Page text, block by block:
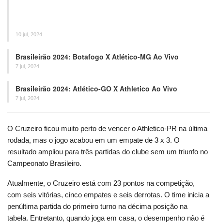
10 jul, 2024
Brasileirão 2024: Botafogo X Atlético-MG Ao Vivo
7 jul, 2024
Brasileirão 2024: Atlético-GO X Athletico Ao Vivo
7 jul, 2024
O Cruzeiro ficou muito perto de vencer o Athletico-PR na última
rodada, mas o jogo acabou em um empate de 3 x 3. O
resultado ampliou para três partidas do clube sem um triunfo no
Campeonato Brasileiro.
Atualmente, o Cruzeiro está com 23 pontos na competição,
com seis vitórias, cinco empates e seis derrotas. O time inicia a
penúltima partida do primeiro turno na décima posição na
tabela. Entretanto, quando joga em casa, o desempenho não é